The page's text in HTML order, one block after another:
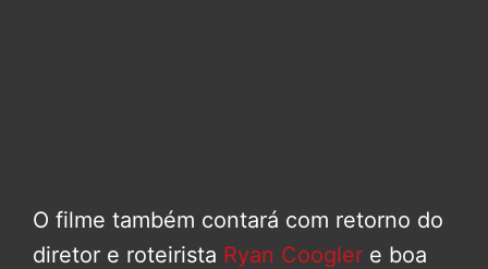
O filme também contará com retorno do
diretor e roteirista Ryan Coogler e boa